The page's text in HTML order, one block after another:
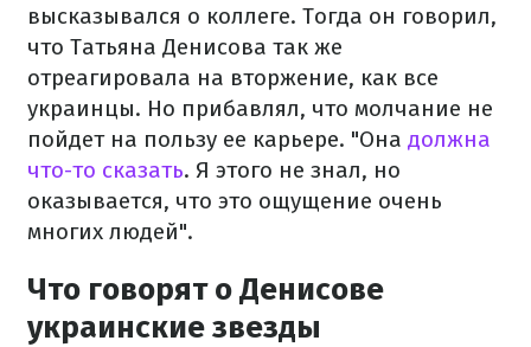
высказывался о коллеге. Тогда он говорил,
что Татьяна Денисова так же
отреагировала на вторжение, как все
украинцы. Но прибавлял, что молчание не
пойдет на пользу ее карьере. "Она должна
что-то сказать. Я этого не знал, но
оказывается, что это ощущение очень
многих людей".
Что говорят о Денисове
украинские звезды